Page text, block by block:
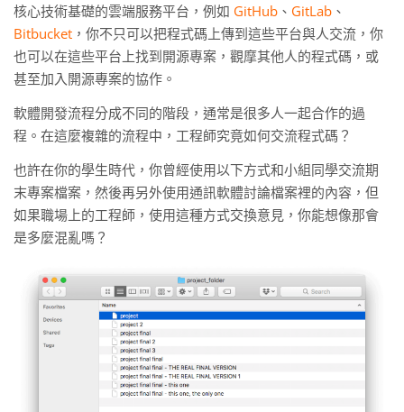
核心技術基礎的雲端服務平台，例如 GitHub 、 GitLab 、
Bitbucket ，你不只可以把程式碼上傳到這些平台與人交流，你
也可以在這些平台上找到開源專案，觀摩其他人的程式碼，或
甚至加入開源專案的協作。
軟體開發流程分成不同的階段，通常是很多人一起合作的過
程。在這麼複雜的流程中，工程師究竟如何交流程式碼？
也許在你的學生時代，你曾經使用以下方式和小組同學交流期
末專案檔案，然後再另外使用通訊軟體討論檔案裡的內容，但
如果職場上的工程師，使用這種方式交換意見，你能想像那會
是多麼混亂嗎？